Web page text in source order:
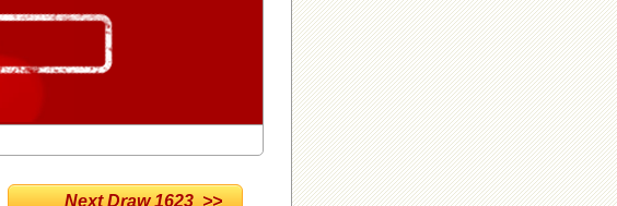
Next Draw 1623 >>